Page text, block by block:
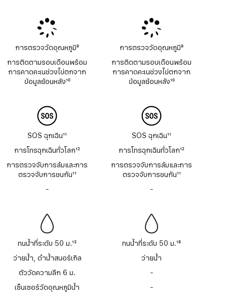
การตรวจวัดอุณหภูมิ
เชิงอรรถ
9
การติดตามรอบเดือนพร้อม
การคาดคะเนช่วงไข่ตกจาก
ข้อมูลย้อนหลัง10
SOS ฉุกเฉิน
เชิงอรรถ
11
การโทรฉุกเฉินทั่วโลก
เชิงอรรถ
12
การตรวจจับการล้มและการ
ตรวจจับการชนกัน11
-
ทนน้ำที่ระดับ 50 ม.
เชิงอรรถ
13
ว่ายน้ำ, ดำน้ำสนอร์เกิล
ตัววัดความลึก 6 ม.
เซ็นเซอร์วัดอุณหภูมิน้ำ
การตรวจวัดอุณหภูมิ
เชิงอรรถ
9
การติดตามรอบเดือนพร้อม
การคาดคะเนช่วงไข่ตกจาก
ข้อมูลย้อนหลัง10
SOS ฉุกเฉิน
เชิงอรรถ
11
การโทรฉุกเฉินทั่วโลก
เชิงอรรถ
12
การตรวจจับการล้มและการ
ตรวจจับการชนกัน11
-
ทนน้ำที่ระดับ 50 ม.
เชิงอรรถ
18
ว่ายน้ำ
-
-